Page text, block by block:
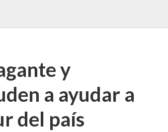
y
a ayudar a
del país